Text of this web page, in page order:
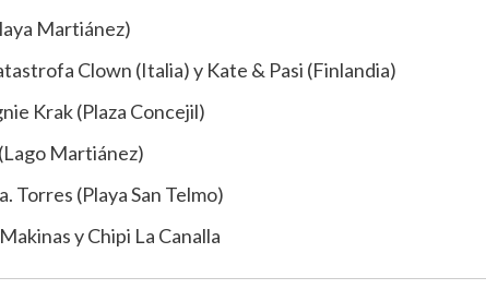
Martiánez)
Clown (Italia) y Kate & Pasi (Finlandia)
Krak (Plaza Concejil)
Martiánez)
Torres (Playa San Telmo)
y Chipi La Canalla